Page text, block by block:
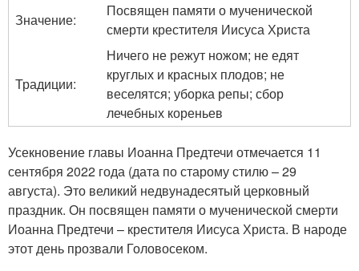
Значение:
Посвящен памяти о мученической
смерти крестителя Иисуса Христа
Традиции:
Ничего не режут ножом; не едят
круглых и красных плодов; не
веселятся; уборка репы; сбор
лечебных кореньев
Усекновение главы Иоанна Предтечи отмечается 11
сентября 2022 года (дата по старому стилю – 29
августа). Это великий недвунадесятый церковный
праздник. Он посвящен памяти о мученической смерти
Иоанна Предтечи – крестителя Иисуса Христа. В народе
этот день прозвали Головосеком.